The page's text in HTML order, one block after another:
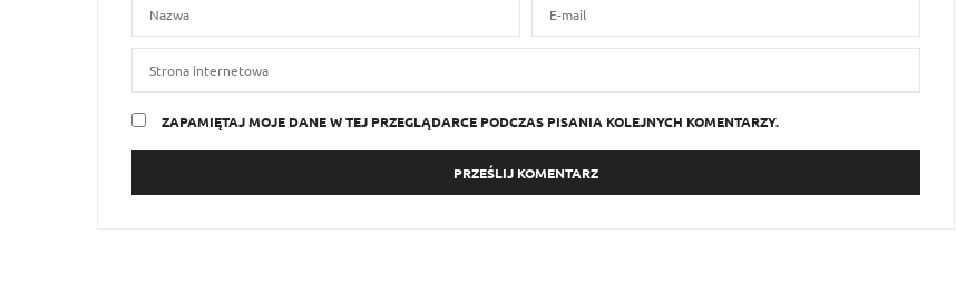
ZAPAMIĘTAJ MOJE DANE W TEJ PRZEGLĄDARCE PODCZAS PISANIA KOLEJNYCH KOMENTARZY.